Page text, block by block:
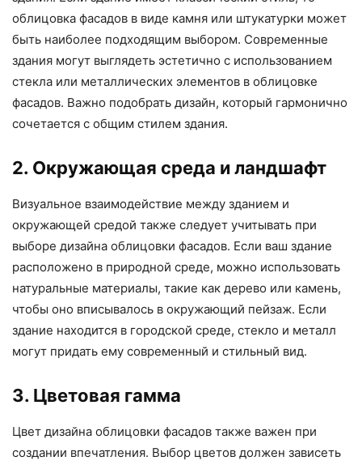
облицовка фасадов в виде камня или штукатурки может
быть наиболее подходящим выбором. Современные
здания могут выглядеть эстетично с использованием
стекла или металлических элементов в облицовке
фасадов. Важно подобрать дизайн, который гармонично
сочетается с общим стилем здания.
2. Окружающая среда и ландшафт
Визуальное взаимодействие между зданием и
окружающей средой также следует учитывать при
выборе дизайна облицовки фасадов. Если ваш здание
расположено в природной среде, можно использовать
натуральные материалы, такие как дерево или камень,
чтобы оно вписывалось в окружающий пейзаж. Если
здание находится в городской среде, стекло и металл
могут придать ему современный и стильный вид.
3. Цветовая гамма
Цвет дизайна облицовки фасадов также важен при
создании впечатления. Выбор цветов должен зависеть